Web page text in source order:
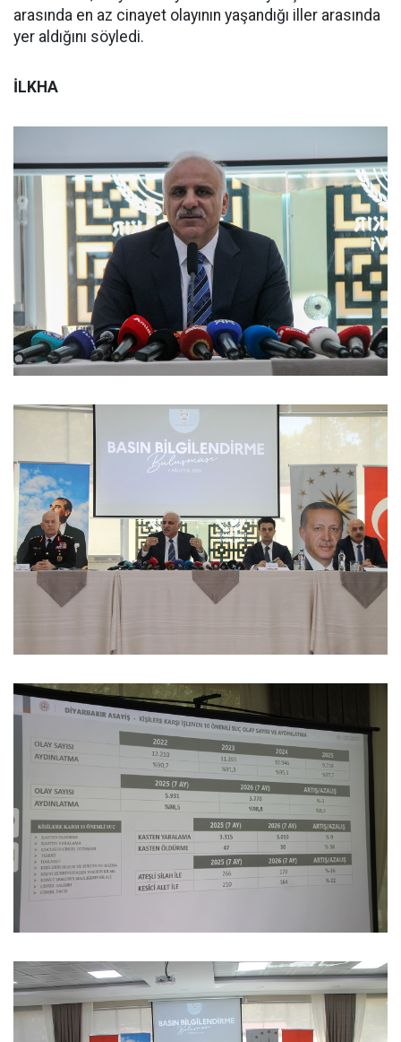
arasında en az cinayet olayının yaşandığı iller arasında
yer aldığını söyledi.
İLKHA